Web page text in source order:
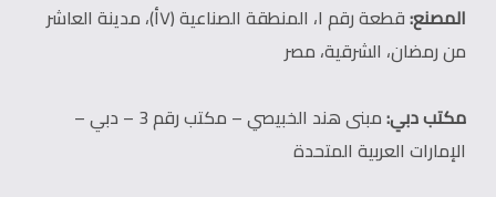
المصنع:
قطعة رقم ١، المنطقة الصناعية (٧أ)، مدينة العاشر
من رمضان، الشرقية، مصر
مكتب دبي:
مبنى هند الخبيصي – مكتب رقم 3 – دبي –
الإمارات العربية المتحدة